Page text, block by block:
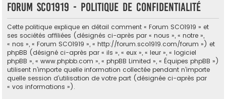
Forum SCO1919 - Politique de confidentialité
Cette politique explique en détail comment « Forum SCO1919 » et
ses sociétés affiliées (désignés ci-après par « nous », « notre »,
« nos », « Forum SCO1919 », « http://forum.sco1919.com/forum ») et
phpBB (désigné ci-après par « ils », « eux », « leur », « logiciel
phpBB », « www.phpbb.com », « phpBB Limited », « Équipes phpBB »)
utilisent n’importe quelle information collectée pendant n’importe
quelle session d’utilisation de votre part (désignée ci-après par
« vos informations »).